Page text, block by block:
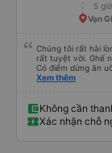
5
Vạn
Chúng tôi rất hài
rất tuyệt vời. Ghế
Có điểm dừng ăn
duy nhất tôi muốn
Xem thêm
Không cần
Xác nhận chỗ